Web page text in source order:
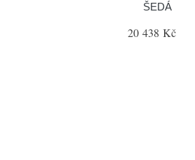
ŠEDÁ
20 438 Kč